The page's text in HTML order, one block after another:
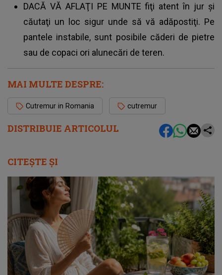
DISTRIBUIE ARTICOLUL
DACĂ VĂ AFLAŢI PE MUNTE fiţi atent în jur şi
căutaţi un loc sigur unde să vă adăpostiţi. Pe
pantele instabile, sunt posibile căderi de pietre
sau de copaci ori alunecări de teren.
MAI MULTE DESPRE:
Cutremur in Romania cutremur
CITEȘTE ȘI